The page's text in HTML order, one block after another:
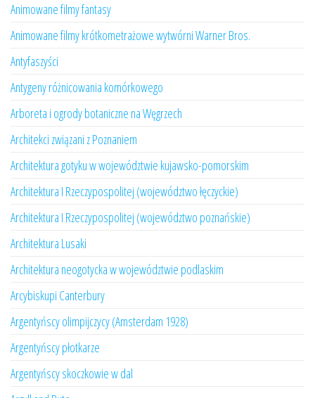
Animowane filmy fantasy
Animowane filmy krótkometrażowe wytwórni Warner Bros.
Antyfaszyści
Antygeny różnicowania komórkowego
Arboreta i ogrody botaniczne na Węgrzech
Architekci związani z Poznaniem
Architektura gotyku w województwie kujawsko-pomorskim
Architektura I Rzeczypospolitej (województwo łęczyckie)
Architektura I Rzeczypospolitej (województwo poznańskie)
Architektura Lusaki
Architektura neogotycka w województwie podlaskim
Arcybiskupi Canterbury
Argentyńscy olimpijczycy (Amsterdam 1928)
Argentyńscy płotkarze
Argentyńscy skoczkowie w dal